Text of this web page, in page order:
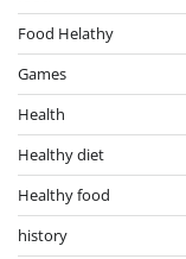
Food Helathy
Games
Health
Healthy diet
Healthy food
history